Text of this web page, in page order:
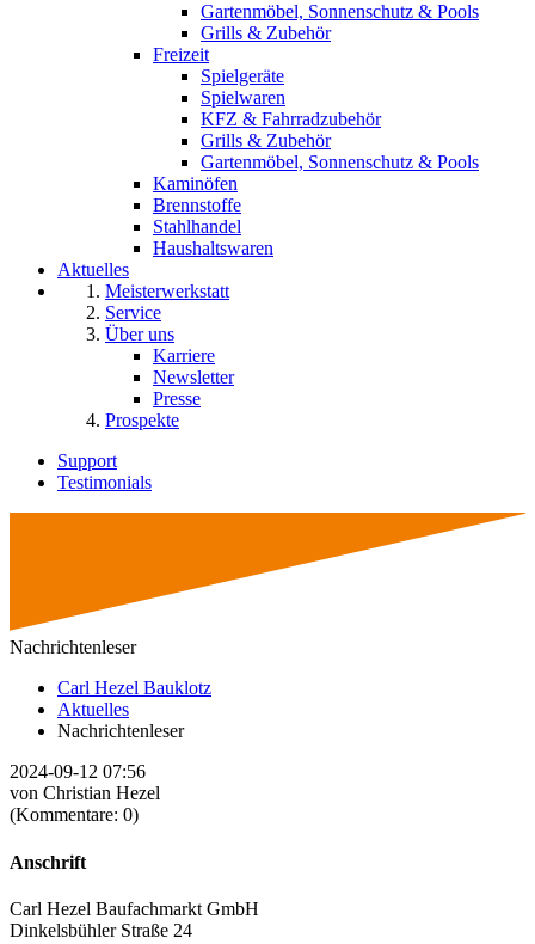
Gartenmöbel, Sonnenschutz & Pools
Grills & Zubehör
Freizeit
Spielgeräte
Spielwaren
KFZ & Fahrradzubehör
Grills & Zubehör
Gartenmöbel, Sonnenschutz & Pools
Kaminöfen
Brennstoffe
Stahlhandel
Haushaltswaren
Aktuelles
Meisterwerkstatt
Service
Über uns
Karriere
Newsletter
Presse
Prospekte
Support
Testimonials
Nachrichtenleser
Carl Hezel Bauklotz
Aktuelles
Nachrichtenleser
2024-09-12 07:56
von Christian Hezel
(Kommentare: 0)
Anschrift
Carl Hezel Baufachmarkt GmbH
Dinkelsbühler Straße 24